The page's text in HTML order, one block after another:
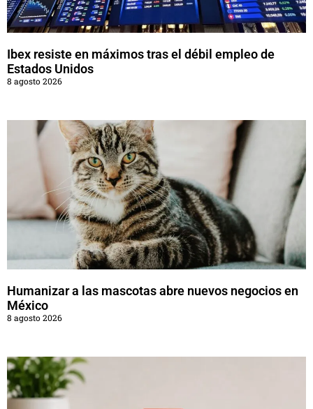
Ibex resiste en máximos tras el débil empleo de
Estados Unidos
8 agosto 2026
Humanizar a las mascotas abre nuevos negocios en
México
8 agosto 2026